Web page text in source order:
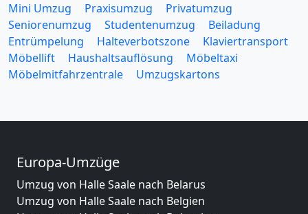
Mini Umzug
Praxisumzug
Privatumzug
Seniorenumzug
Studentenumzug
Beiladung
Entrümpelung
Halteverbotszone
Klaviertransport
Möbellift
Haushaltsauflösung
Möbeltaxi
Möbelmitfahrzentrale
Umzugskartons
Europa-Umzüge
Umzug von Halle Saale nach Belarus
Umzug von Halle Saale nach Belgien